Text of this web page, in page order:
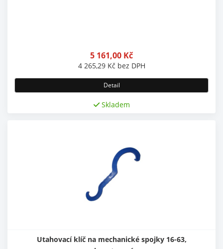
5 161,00 Kč
4 265,29 Kč bez DPH
Detail
Skladem
Utahovací klíč na mechanické spojky 16-63,